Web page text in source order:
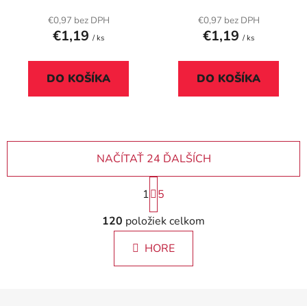
€0,97 bez DPH
€1,19 / ks
DO KOŠÍKA
€0,97 bez DPH
€1,19 / ks
DO KOŠÍKA
O
v
l
á
d
NAČÍTAŤ 24 ĎALŠÍCH
S
t
r
á
n
k
1
5
120 položiek celkom
HORE